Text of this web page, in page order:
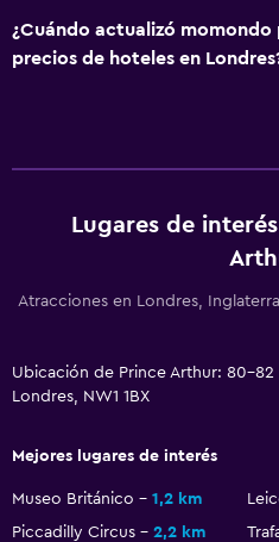
¿Cuándo actualizó momondo
precios de hoteles en
Lugares de
Atracciones en Londres,
Ubicación de Prince Arthur: 80-82
Londres, NW1 1BX
Mejores lugares de interés
Museo Británico 1,2 km
Piccadilly Circus
2,2 km